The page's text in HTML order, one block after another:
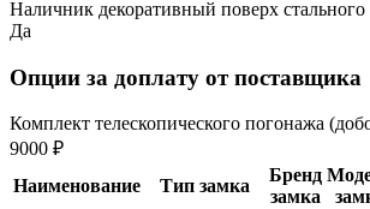
Наличник декоративный поверх стального
Да
Опции за доплату от поставщика
Комплект телескопического погонажа
9000 ₽
Наименование
Тип замка
Бренд
замка